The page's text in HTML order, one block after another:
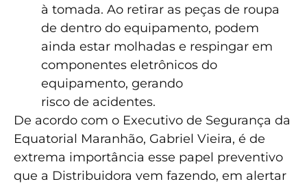
à tomada. Ao retirar as peças de roupa
de dentro do equipamento, podem
ainda estar molhadas e respingar em
componentes eletrônicos do
equipamento, gerando
risco de acidentes.
De acordo com o Executivo de Segurança da
Equatorial Maranhão, Gabriel Vieira, é de
extrema importância esse papel preventivo
que a Distribuidora vem fazendo, em alertar